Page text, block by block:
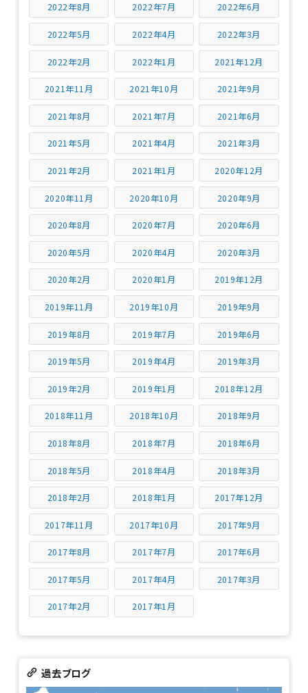
2022年8月 2022年7月 2022年6月
2022年5月 2022年4月 2022年3月
2022年2月 2022年1月 2021年12月
2021年11月 2021年10月 2021年9月
2021年8月 2021年7月 2021年6月
2021年5月 2021年4月 2021年3月
2021年2月 2021年1月 2020年12月
2020年11月 2020年10月 2020年9月
2020年8月 2020年7月 2020年6月
2020年5月 2020年4月 2020年3月
2020年2月 2020年1月 2019年12月
2019年11月 2019年10月 2019年9月
2019年8月 2019年7月 2019年6月
2019年5月 2019年4月 2019年3月
2019年2月 2019年1月 2018年12月
2018年11月 2018年10月 2018年9月
2018年8月 2018年7月 2018年6月
2018年5月 2018年4月 2018年3月
2018年2月 2018年1月 2017年12月
2017年11月 2017年10月 2017年9月
2017年8月 2017年7月 2017年6月
2017年5月 2017年4月 2017年3月
2017年2月 2017年1月
過去ブログ